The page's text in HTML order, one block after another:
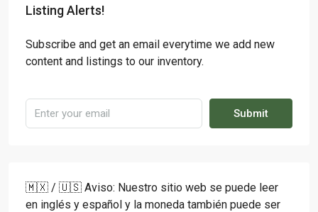
Listing Alerts!
Subscribe and get an email everytime we add new
content and listings to our inventory.
Submit
🇲🇽 / 🇺🇸 Aviso: Nuestro sitio web se puede leer
en inglés y español y la moneda también puede ser